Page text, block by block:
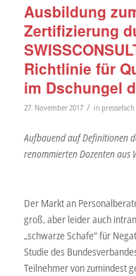
Ausbildung
Zertifizierung
Richtlinie für
im Dschungel
27. November 2017 / in pressefach
Aufbauend auf Definitionen
renommierten Dozenten aus
Der Markt an
groß, aber leider auch
„schwarze Schafe“ für
Studie des
Teilnehmer von zumindest